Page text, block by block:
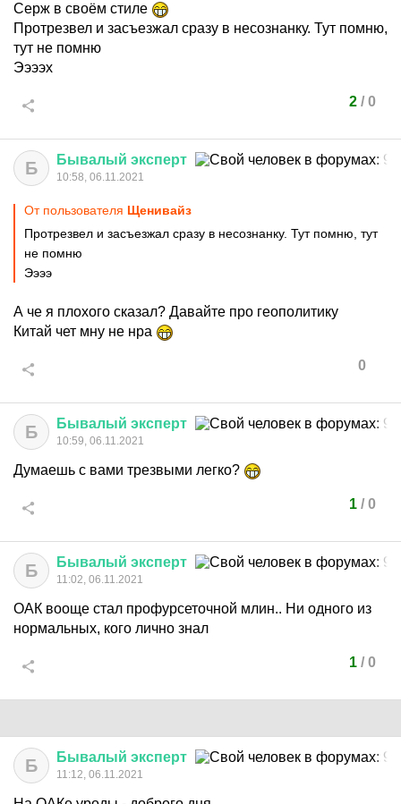
Серж в своём стиле
Протрезвел и засъезжал сразу в несознанку. Тут помню,
тут не помню
Ээээх
2/ 0
Б Бывалый эксперт
10:58, 06.11.2021
От пользователя Щенивайз
Протрезвел и засъезжал сразу в несознанку. Тут помню, тут
не помню
Ээээ
А че я плохого сказал? Давайте про геополитику
Китай чет мну не нра
0
Б Бывалый эксперт
10:59, 06.11.2021
Думаешь с вами трезвыми легко?
1/ 0
Б Бывалый эксперт
11:02, 06.11.2021
ОАК вооще стал профурсеточной млин.. Ни одного из
нормальных, кого лично знал
1/ 0
Б Бывалый эксперт
11:12, 06.11.2021